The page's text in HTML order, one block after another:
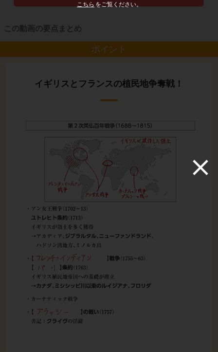
こちら をご覧ください。
この動画の要点まとめ
ポイント
イギリスとフランスの植民地争奪戦！